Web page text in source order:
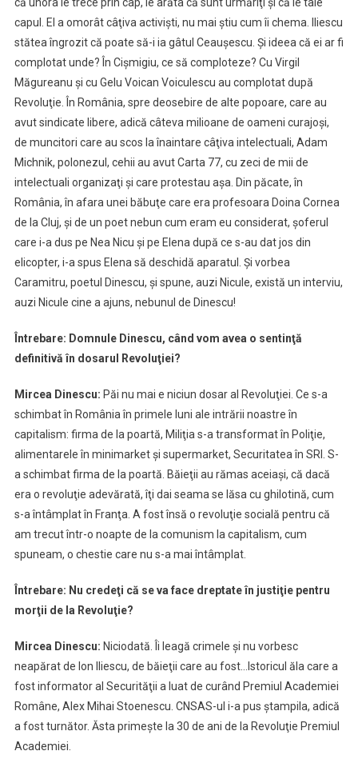
capul. El a omorât câţiva activişti, nu mai ştiu cum îi chema. Iliescu
stătea îngrozit că poate să-i ia gâtul Ceauşescu. Şi ideea că ei ar fi
complotat unde? În Cişmigiu, ce să comploteze? Cu Virgil
Măgureanu şi cu Gelu Voican Voiculescu au complotat după
Revoluţie. În România, spre deosebire de alte popoare, care au
avut sindicate libere, adică câteva milioane de oameni curajoşi,
de muncitori care au scos la înaintare câţiva intelectuali, Adam
Michnik, polonezul, cehii au avut Carta 77, cu zeci de mii de
intelectuali organizaţi şi care protestau aşa. Din păcate, în
România, în afara unei băbuţe care era profesoara Doina Cornea
de la Cluj, şi de un poet nebun cum eram eu considerat, şoferul
care i-a dus pe Nea Nicu şi pe Elena după ce s-au dat jos din
elicopter, i-a spus Elena să deschidă aparatul. Şi vorbea
Caramitru, poetul Dinescu, şi spune, auzi Nicule, există un interviu,
auzi Nicule cine a ajuns, nebunul de Dinescu!
Întrebare: Domnule Dinescu, când vom avea o sentinţă
definitivă în dosarul Revoluţiei?
Mircea Dinescu: Păi nu mai e niciun dosar al Revoluţiei. Ce s-a
schimbat în România în primele luni ale intrării noastre în
capitalism: firma de la poartă, Miliţia s-a transformat în Poliţie,
alimentarele în minimarket şi supermarket, Securitatea în SRI. S-
a schimbat firma de la poartă. Băieţii au rămas aceiaşi, că dacă
era o revoluţie adevărată, îţi dai seama se lăsa cu ghilotină, cum
s-a întâmplat în Franţa. A fost însă o revoluţie socială pentru că
am trecut într-o noapte de la comunism la capitalism, cum
spuneam, o chestie care nu s-a mai întâmplat.
Întrebare: Nu credeţi că se va face dreptate în justiţie pentru
morţii de la Revoluţie?
Mircea Dinescu: Niciodată. Îi leagă crimele şi nu vorbesc
neapărat de Ion Iliescu, de băieţii care au fost…Istoricul ăla care a
fost informator al Securităţii a luat de curând Premiul Academiei
Române, Alex Mihai Stoenescu. CNSAS-ul i-a pus ştampila, adică
a fost turnător. Ăsta primeşte la 30 de ani de la Revoluţie Premiul
Academiei.